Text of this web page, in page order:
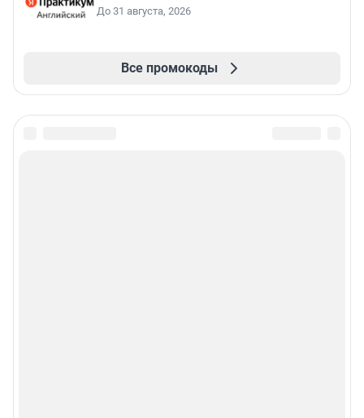
До 31 августа, 2026
Все промокоды